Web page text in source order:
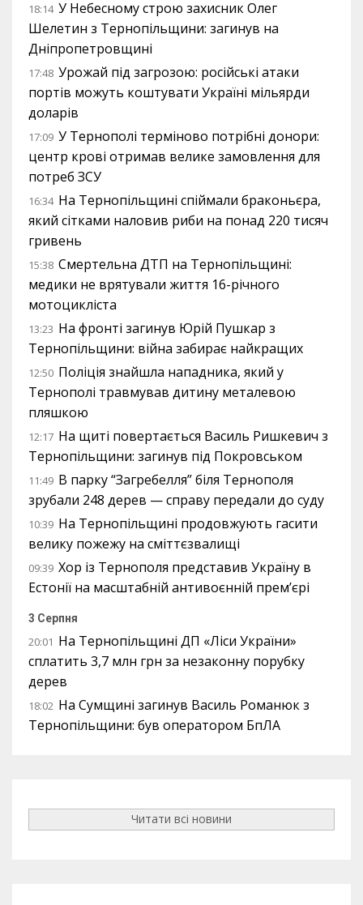
18:14 У Небесному строю захисник Олег
Шелетин з Тернопільщини: загинув на
Дніпропетровщині
17:48 Урожай під загрозою: російські атаки
портів можуть коштувати Україні мільярди
доларів
17:09 У Тернополі терміново потрібні донори:
центр крові отримав велике замовлення для
потреб ЗСУ
16:34 На Тернопільщині спіймали браконьєра,
який сітками наловив риби на понад 220 тисяч
гривень
15:38 Смертельна ДТП на Тернопільщині:
медики не врятували життя 16-річного
мотоцикліста
13:23 На фронті загинув Юрій Пушкар з
Тернопільщини: війна забирає найкращих
12:50 Поліція знайшла нападника, який у
Тернополі травмував дитину металевою
пляшкою
12:17 На щиті повертається Василь Ришкевич з
Тернопільщини: загинув під Покровськом
11:49 В парку “Загребелля” біля Тернополя
зрубали 248 дерев — справу передали до суду
10:39 На Тернопільщині продовжують гасити
велику пожежу на сміттєзвалищі
09:39 Хор із Тернополя представив Україну в
Естонії на масштабній антивоєнній прем’єрі
3 Серпня
20:01 На Тернопільщині ДП «Ліси України»
сплатить 3,7 млн грн за незаконну порубку
дерев
18:02 На Сумщині загинув Василь Романюк з
Тернопільщини: був оператором БпЛА
Читати всі новини